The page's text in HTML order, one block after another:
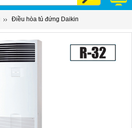
Điều hòa tủ đứng Daikin